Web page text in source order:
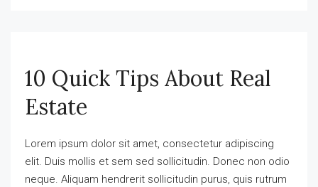
10 Quick Tips About Real
Estate
Lorem ipsum dolor sit amet, consectetur adipiscing
elit. Duis mollis et sem sed sollicitudin. Donec non odio
neque. Aliquam hendrerit sollicitudin purus, quis rutrum